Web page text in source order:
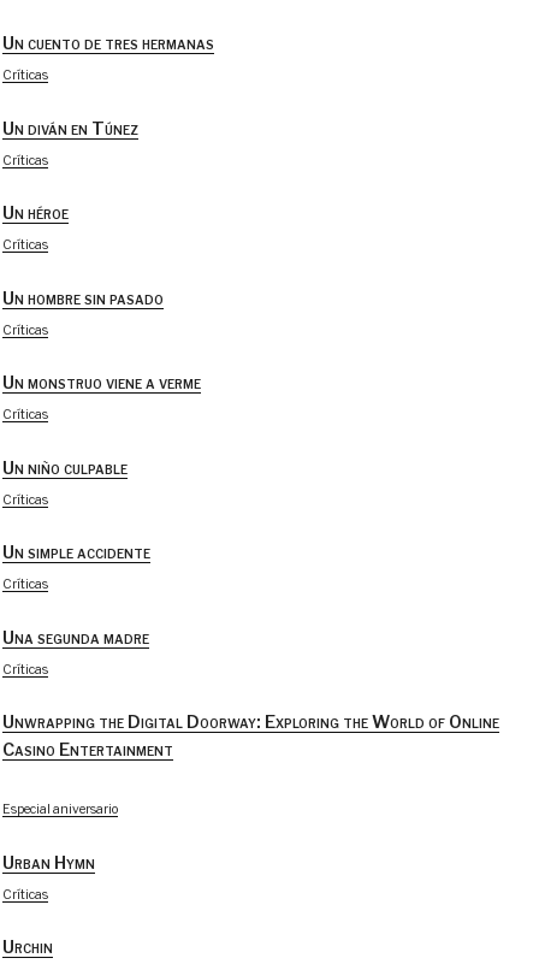
Un cuento de tres hermanas
Críticas
Un diván en Túnez
Críticas
Un héroe
Críticas
Un hombre sin pasado
Críticas
Un monstruo viene a verme
Críticas
Un niño culpable
Críticas
Un simple accidente
Críticas
Una segunda madre
Críticas
Unwrapping the Digital Doorway: Exploring the World of Online
Casino Entertainment
Especial aniversario
Urban Hymn
Críticas
Urchin